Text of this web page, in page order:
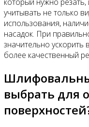
учитывать не только
использования,
насадок. При
значительно
более качественный
выбрать для